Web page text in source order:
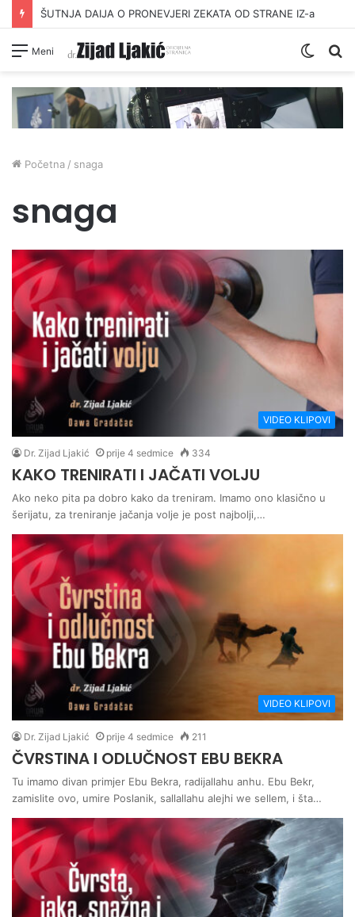
ŠUTNJA DAIJA O PRONEVJERI ZEKATA OD STRANE IZ-a
Meni
Switch
Početna / snaga
snaga
VIDEO KLIPOVI
Dr. Zijad Ljakić prije 4 sedmice 334
KAKO TRENIRATI I JAČATI VOLJU
Ako neko pita pa dobro kako da treniram. Imamo ono klasično u
šerijatu, za treniranje jačanja volje je post najbolji,…
VIDEO KLIPOVI
Dr. Zijad Ljakić prije 4 sedmice 211
ČVRSTINA I ODLUČNOST EBU BEKRA
Tu imamo divan primjer Ebu Bekra, radijallahu anhu. Ebu Bekr,
zamislite ovo, umire Poslanik, sallallahu alejhi we sellem, i šta…